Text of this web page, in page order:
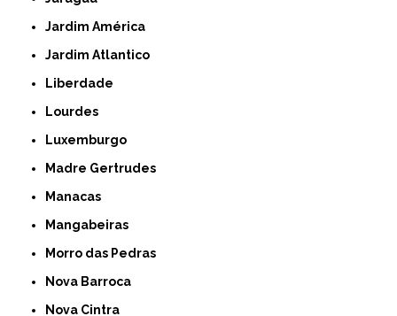
Jardim América
Jardim Atlantico
Liberdade
Lourdes
Luxemburgo
Madre Gertrudes
Manacas
Mangabeiras
Morro das Pedras
Nova Barroca
Nova Cintra